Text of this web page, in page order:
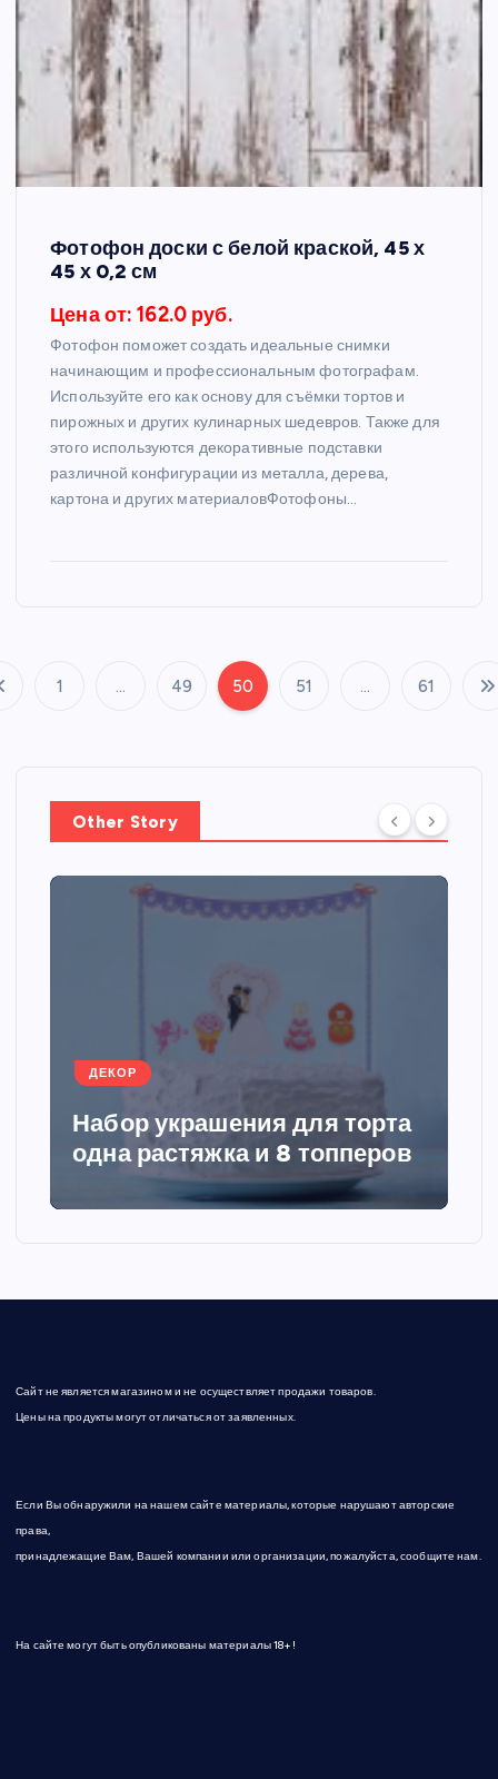
Фотофон доски с белой краской, 45 х
45 х 0,2 см
Цена от: 162.0 руб.
Фотофон поможет создать идеальные снимки
начинающим и профессиональным фотографам.
Используйте его как основу для съёмки тортов и
пирожных и других кулинарных шедевров. Также для
этого используются декоративные подставки
различной конфигурации из металла, дерева,
картона и других материаловФотофоны…
П
и
н
а
и
я
з
п
с
й
1 … 49 50 51 … 61
Other Story
ДЕКОР
Набор украшения для торта
одна растяжка и 8 топперов
Сайт не является магазином и не осуществляет продажи товаров.
Цены на продукты могут отличаться от заявленных.
Если Вы обнаружили на нашем сайте материалы, которые нарушают авторские
права,
принадлежащие Вам, Вашей компании или организации, пожалуйста, сообщите нам.
На сайте могут быть опубликованы материалы 18+!